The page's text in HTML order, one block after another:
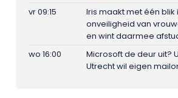
vr 09:15
Iris maakt met één blik
onveiligheid van
en wint daarmee
wo 16:00
Microsoft de deur uit?
Utrecht wil eigen